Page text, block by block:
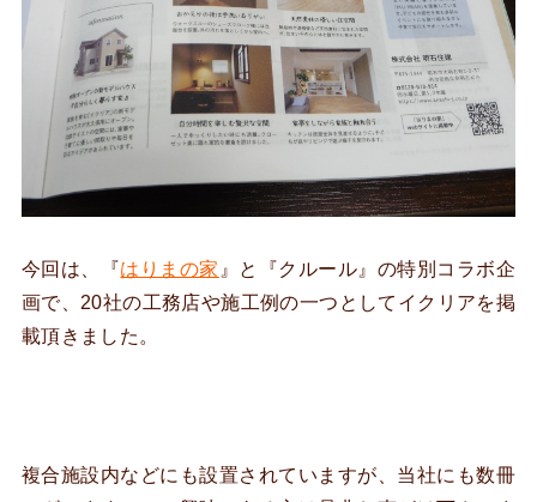
今回は、『はりまの家 』と『クルール』の特別コラボ企
画で、20社の工務店や施工例の一つとしてイクリアを掲
載頂きました。
複合施設内などにも設置されていますが、当社にも数冊